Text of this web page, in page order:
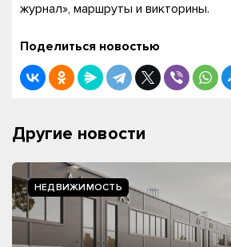
журнал», маршруты и викторины.
Поделиться новостью
Другие новости
НЕДВИЖИМОСТЬ